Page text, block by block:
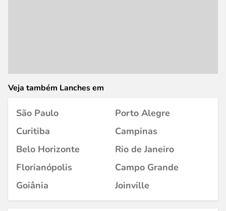
Veja também Lanches em
São Paulo
Porto Alegre
Curitiba
Campinas
Belo Horizonte
Rio de Janeiro
Florianópolis
Campo Grande
Goiânia
Joinville